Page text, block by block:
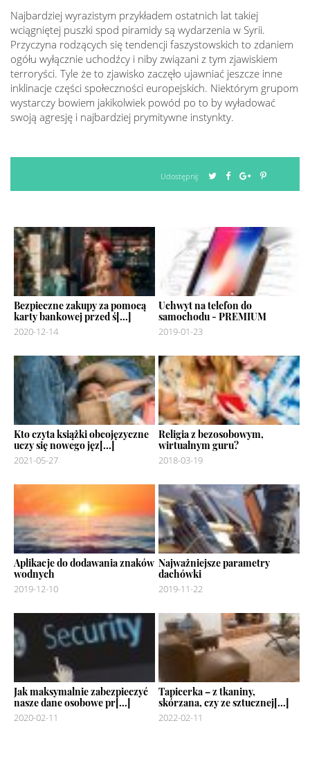
Najbardziej wyrazistym przykładem ostatnich lat takiej
wciągniętej puszki spod piramidy są wydarzenia w Syrii.
Przyczyna rodzących się tendencji faszystowskich to zdaniem
ogółu wyłącznie uchodźcy i niby związani z tym zjawiskiem
terroryści. Tyle że to zjawisko zaczęło ujawniać jeszcze inne
inklinacje części społeczności europejskich. Niektórym grupom
wystarczy bowiem jakikolwiek powód po to by wyładować
swoją agresję i najbardziej prymitywne instynkty.
Udostępnij:
Bezpieczne zakupy za pomocą
karty bankowej przed ś[...]
2020-12-14
Uchwyt na telefon do
samochodu - PREMIUM
2019-01-23
Kto czyta książki obcojęzyczne
uczy się nowego jęz[...]
2021-05-27
Religia z bezosobowym,
wirtualnym guru?
2018-03-19
Aplikacje do dodawania znaków
wodnych
2019-12-10
Najważniejsze parametry
dachówki
2019-11-22
Jak maksymalnie zabezpieczyć
nasze dane osobowe pr[...]
2020-02-11
Tapicerka – z tkaniny,
skórzana, czy ze sztucznej[...]
2022-02-11